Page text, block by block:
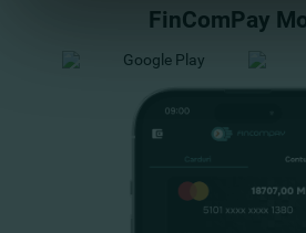
FinComPay